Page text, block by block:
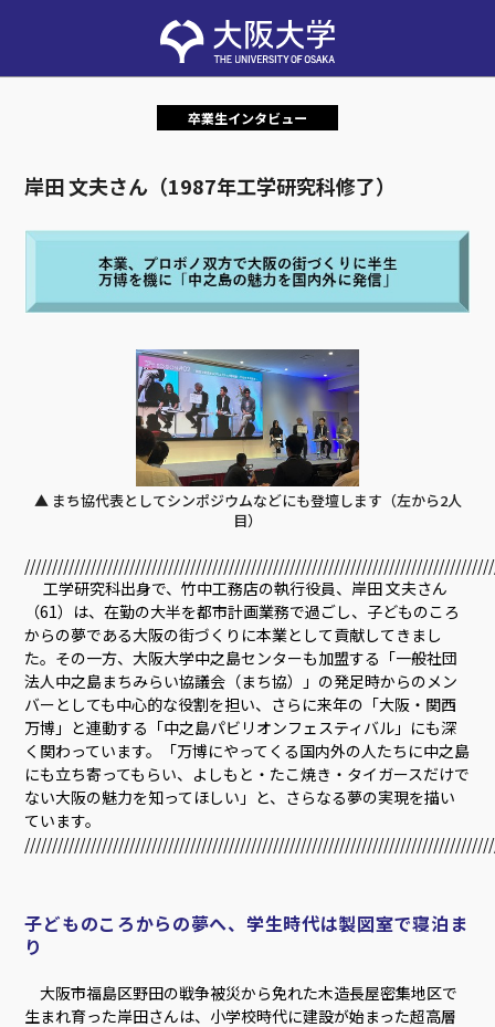
卒業生インタビュー
岸田 文夫さん（1987年工学研究科修了）
▲ まち協代表としてシンポジウムなどにも登壇します（左から2人
目）
工学研究科出身で、竹中工務店の執行役員、岸田 文夫さん
（61）は、在勤の大半を都市計画業務で過ごし、子どものころ
からの夢である大阪の街づくりに本業として貢献してきまし
た。その一方、大阪大学中之島センターも加盟する「一般社団
法人中之島まちみらい協議会（まち協）」の発足時からのメン
バーとしても中心的な役割を担い、さらに来年の「大阪・関西
万博」と連動する「中之島パビリオンフェスティバル」にも深
く関わっています。「万博にやってくる国内外の人たちに中之島
にも立ち寄ってもらい、よしもと・たこ焼き・タイガースだけで
ない大阪の魅力を知ってほしい」と、さらなる夢の実現を描い
ています。
子どものころからの夢へ、学生時代は製図室で寝泊ま
り
大阪市福島区野田の戦争被災から免れた木造長屋密集地区で
生まれ育った岸田さんは、小学校時代に建設が始まった超高層